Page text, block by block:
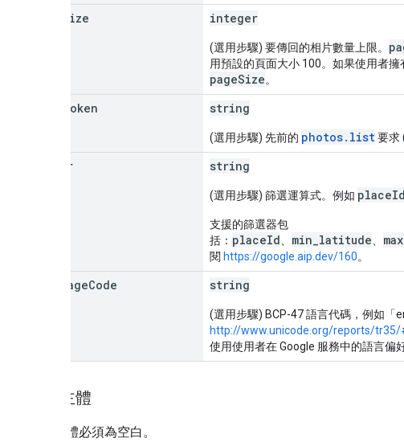
Size integer
(選用步驟) 要傳回的相片數量上限。
用預設的頁面大小 100。如果使用者
pageSize。
Token string
(選用步驟) 先前的 photos.list要求
filter string
(選用步驟) 篩選運算式。例如
支援的篩選器包
括： placeId min_latitude
閱 https://google.aip.dev/160。
languageCode string
(選用步驟) BCP-47 語言代碼，例如「
http://www.unicode.org/reports/tr35/
使用使用者在 Google 服務中的語言偏
要求主體
要求主體必須為空白。